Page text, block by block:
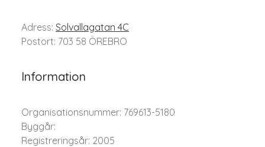
Adress: Solvallagatan 4C
Postort: 703 58 ÖREBRO
Information
Organisationsnummer: 769613-5180
Byggår:
Registreringsår: 2005